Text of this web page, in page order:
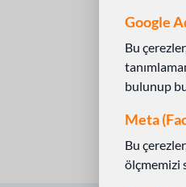
Google
Bu
bulunup
Meta
Bu
ölçmemizi